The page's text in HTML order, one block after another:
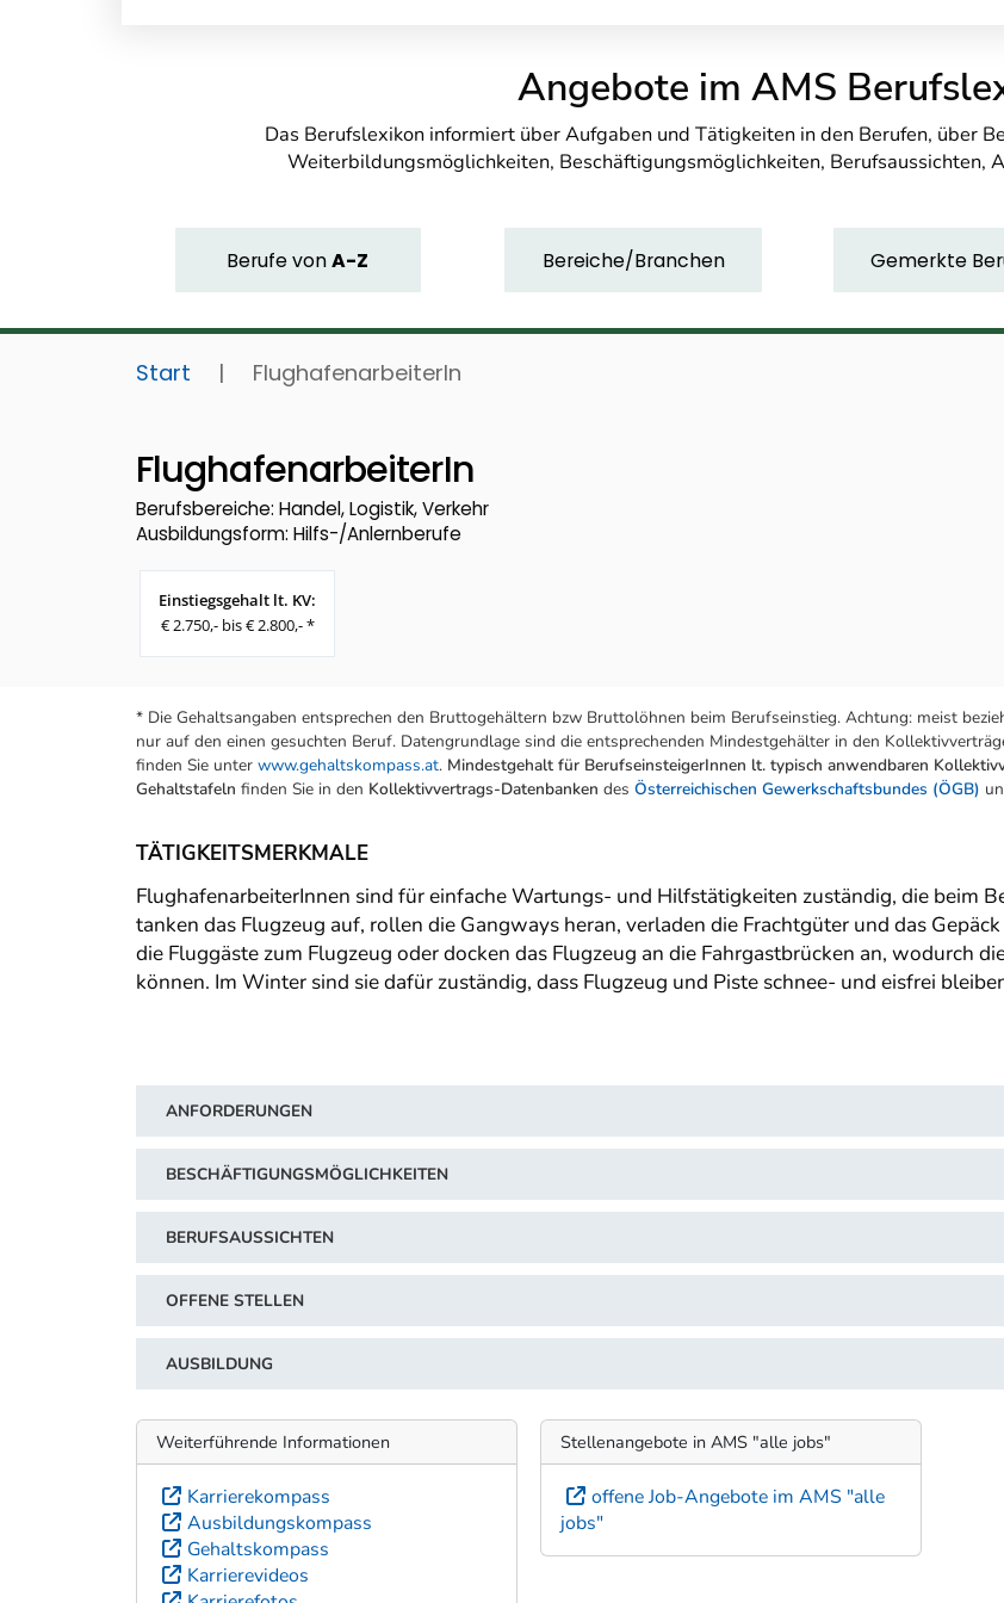
Angebote im AMS
Das Berufslexikon informiert über Aufgaben und Tätigkeiten in den Berufen, über
Weiterbildungsmöglichkeiten, Beschäftigungsmöglichkeiten, Berufsaussichten,
BerufevonA-Z Bereiche/Branchen Gemerkte
Start | FlughafenarbeiterIn
FlughafenarbeiterIn
Berufsbereiche: Handel, Logistik, Verkehr
Ausbildungsform: Hilfs-/Anlernberufe
Einstiegsgehalt lt. KV:
€ 2.750,- bis € 2.800,- *
* Die Gehaltsangaben entsprechen den Bruttogehältern bzw Bruttolöhnen beim Berufseinstieg. Achtung: meist
nur auf den einen gesuchten Beruf. Datengrundlage sind die entsprechenden Mindestgehälter in den
finden Sie unter www.gehaltskompass.at. Mindestgehalt für BerufseinsteigerInnen lt. typisch anwendbaren
Gehaltstafeln finden Sie in den Kollektivvertrags-Datenbanken des Österreichischen Gewerkschaftsbundes (ÖGB)
TÄTIGKEITSMERKMALE
FlughafenarbeiterInnen sind für einfache Wartungs- und Hilfstätigkeiten zuständig, die beim
tanken das Flugzeug auf, rollen die Gangways heran, verladen die Frachtgüter und das
die Fluggäste zum Flugzeug oder docken das Flugzeug an die Fahrgastbrücken an, wodurch
können. Im Winter sind sie dafür zuständig, dass Flugzeug und Piste schnee- und eisfrei
ANFORDERUNGEN
BESCHÄFTIGUNGSMÖGLICHKEITEN
BERUFSAUSSICHTEN
OFFENE STELLEN
AUSBILDUNG
Weiterführende Informationen
Karrierekompass
Ausbildungskompass
Gehaltskompass
Karrierevideos
Stellenangebote in AMS "alle jobs"
offene Job-Angebote im AMS "alle
jobs"